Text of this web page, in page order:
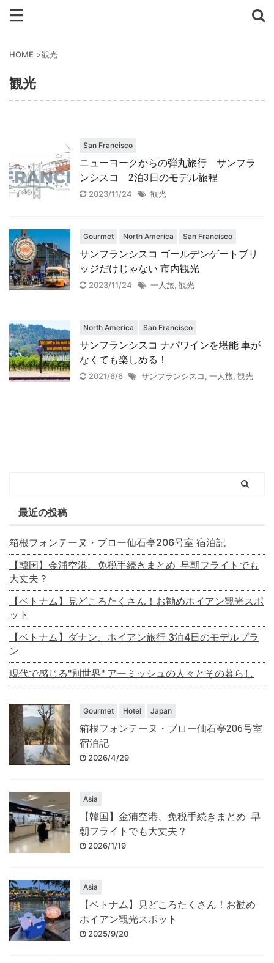
HOME >観光
観光
San Francisco
ニューヨークからの弾丸旅行 サンフラ
ンシスコ 2泊3日のモデル旅程
2023/11/24 観光
Gourmet North America San Francisco
サンフランシスコ ゴールデンゲートブリ
ッジだけじゃない 市内観光
2023/11/24 一人旅 観光
North America San Francisco
サンフランシスコ ナパワインを堪能 車が
なくても楽しめる！
2021/6/6 サンフランシスコ 一人旅 観光
最近の投稿
箱根フォンテーヌ・ブロー仙石亭206号室 宿泊記
【韓国】金浦空港、免税手続きまとめ 早朝フライトでも
大丈夫？
【ベトナム】見どころたくさん！お勧めホイアン観光スポ
ット
【ベトナム】ダナン、ホイアン旅行 3泊4日のモデルプラ
ン
現代で感じる"別世界" アーミッシュの人々とその暮らし
Gourmet Hotel Japan
箱根フォンテーヌ・ブロー仙石亭206号室
宿泊記
2026/4/29
Asia
【韓国】金浦空港、免税手続きまとめ 早
朝フライトでも大丈夫？
2026/1/19
Asia
【ベトナム】見どころたくさん！お勧め
ホイアン観光スポット
2025/9/20